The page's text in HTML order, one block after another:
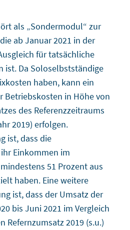
als „Sondermodul“ zur
ab Januar 2021 in der
für tatsächliche
ist. Da Soloselbstständige
haben, kann ein
Betriebskosten in Höhe von
des Referenzzeitraums
2019) erfolgen.
ist, dass die
Einkommen im
51 Prozent aus
haben. Eine weitere
ist, dass der Umsatz der
bis Juni 2021 im Vergleich
Refernzumsatz 2019 (s.u.)